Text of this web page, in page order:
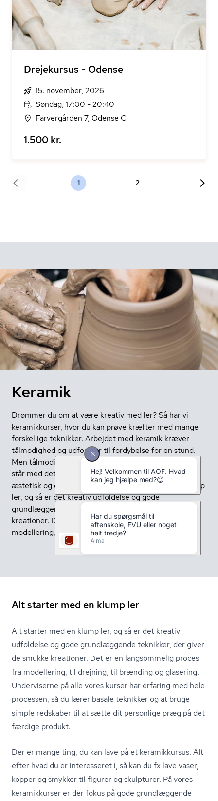
Drejekursus - Odense
15. november, 2026
Søndag, 17:00 - 20:40
Farvergården 7, Odense C
1.500 kr.
1 2
Keramik
Drømmer du om at være kreativ med ler? Så har vi
keramikkurser, hvor du kan prøve kræfter med mange
forskellige teknikker. Arbejdet med keramik kræver
tålmodighed og udfordrer til fordybelse for en stund.
Men tålmodigheden vil betale sig i sidste ende, når du
står med det færdige produkt, som både har en
æstetisk og en praktisk værdi. Alt starter med en klump
ler, og så er det kreativ udfoldelse og gode
grundlæggende teknikker, der giver de smukke
kreationer. Det er en langsommelig proces fra
modellering, til drejning, til brænding og glasering.
Alt starter med en klump ler
Alt starter med en klump ler, og så er det kreativ
udfoldelse og gode grundlæggende teknikker, der giver
de smukke kreationer. Det er en langsommelig proces
fra modellering, til drejning, til brænding og glasering.
Underviserne på alle vores kurser har erfaring med hele
processen, så du lærer basale teknikker og at bruge
simple redskaber til at sætte dit personlige præg på det
færdige produkt.
Der er mange ting, du kan lave på et keramikkursus. Alt
efter hvad du er interesseret i, så kan du fx lave vaser,
kopper og smykker til figurer og skulpturer. På vores
keramikkurser er der fokus på gode grundlæggende